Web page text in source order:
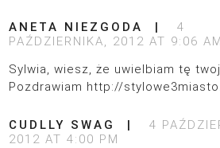
ANETA NIEZGODA
4
PAŹDZIERNIKA, 2012 AT 9:06 AM
Sylwia, wiesz, że uwielbiam tę
Pozdrawiam http://
CUDLLY SWAG
4
2012 AT 4:00 PM